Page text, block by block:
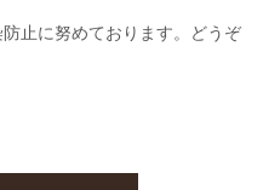
止に努めております。どうぞ